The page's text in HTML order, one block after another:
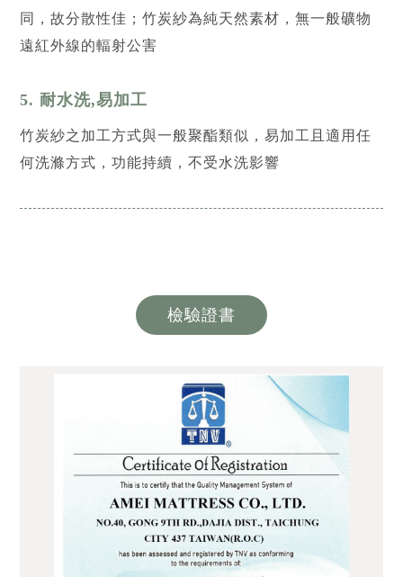
同，故分散性佳；竹炭紗為純天然素材，無一般礦物
遠紅外線的輻射公害
5. 耐水洗,易加工
竹炭紗之加工方式與一般聚酯類似，易加工且適用任
何洗滌方式，功能持續，不受水洗影響
檢驗證書